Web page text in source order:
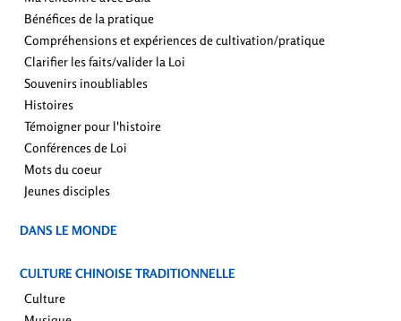
Bénéfices de la pratique
Compréhensions et expériences de cultivation/pratique
Clarifier les faits/valider la Loi
Souvenirs inoubliables
Histoires
Témoigner pour l'histoire
Conférences de Loi
Mots du coeur
Jeunes disciples
DANS LE MONDE
CULTURE CHINOISE TRADITIONNELLE
Culture